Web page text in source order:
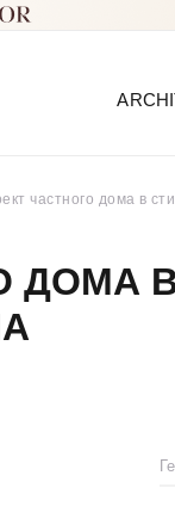
частного дома в
ДОМА